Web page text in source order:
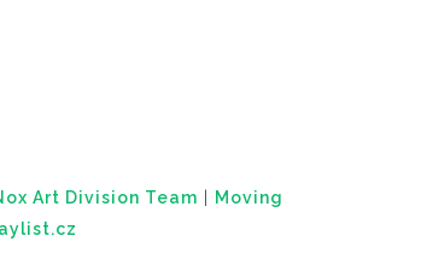
Art Division Team
Moving